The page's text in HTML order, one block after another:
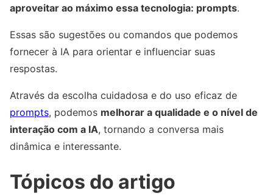
aproveitar ao máximo essa tecnologia: prompts.
Essas são sugestões ou comandos que podemos
fornecer à IA para orientar e influenciar suas
respostas.
Através da escolha cuidadosa e do uso eficaz de
prompts, podemos melhorar a qualidade e o nível de
interação com a IA, tornando a conversa mais
dinâmica e interessante.
Tópicos do artigo